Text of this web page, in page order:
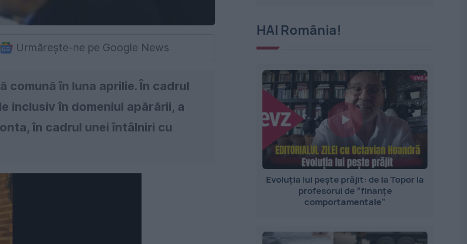
Urmărește-ne pe Google News
comună în luna aprilie. În cadrul
inclusiv în domeniul apărării, a
în cadrul unei întâlniri cu
HAI România!
Evoluția lui pește prăjit: de la Topor la
profesorul de ”finanțe
comportamentale”